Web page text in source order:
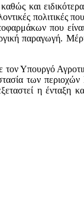
και
πολιτικές
που
παραγωγή.
τον Υπουργό
των
η ένταξη